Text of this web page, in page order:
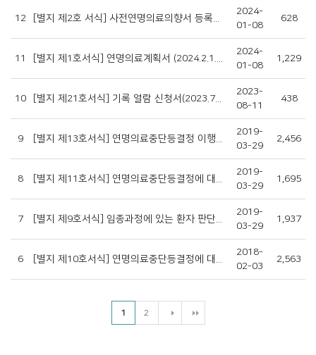
12
2024-
01-08
628
11
2024-
01-08
1,229
10
2023-
08-11
438
9
2019-
03-29
2,456
8
2019-
03-29
1,695
7
2019-
03-29
1,937
6
2018-
02-03
2,563
1 2